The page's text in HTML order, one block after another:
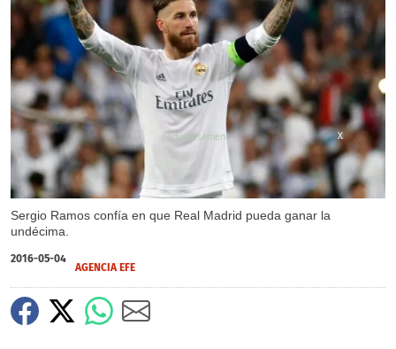
Sergio Ramos confía en que Real Madrid pueda ganar la
undécima.
X
2016-05-04
AGENCIA EFE